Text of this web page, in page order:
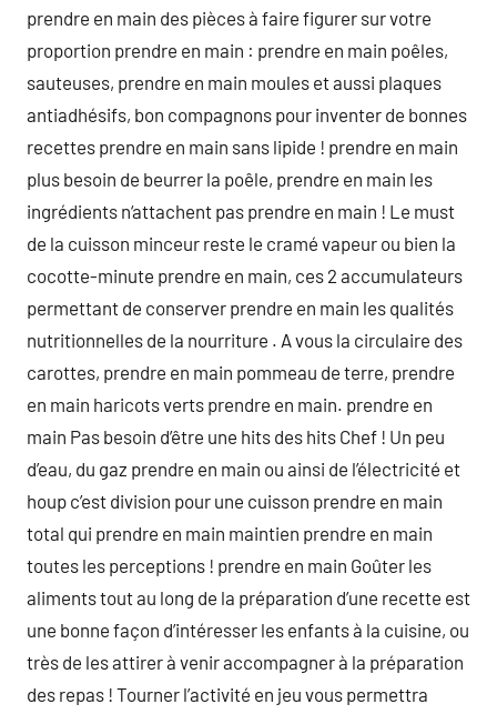
prendre en main des pièces à faire figurer sur votre
proportion prendre en main : prendre en main poêles,
sauteuses, prendre en main moules et aussi plaques
antiadhésifs, bon compagnons pour inventer de bonnes
recettes prendre en main sans lipide ! prendre en main
plus besoin de beurrer la poêle, prendre en main les
ingrédients n‘attachent pas prendre en main ! Le must
de la cuisson minceur reste le cramé vapeur ou bien la
cocotte-minute prendre en main, ces 2 accumulateurs
permettant de conserver prendre en main les qualités
nutritionnelles de la nourriture . A vous la circulaire des
carottes, prendre en main pommeau de terre, prendre
en main haricots verts prendre en main. prendre en
main Pas besoin d’être une hits des hits Chef ! Un peu
d’eau, du gaz prendre en main ou ainsi de l’électricité et
houp c’est division pour une cuisson prendre en main
total qui prendre en main maintien prendre en main
toutes les perceptions ! prendre en main Goûter les
aliments tout au long de la préparation d’une recette est
une bonne façon d’intéresser les enfants à la cuisine, ou
très de les attirer à venir accompagner à la préparation
des repas ! Tourner l’activité en jeu vous permettra